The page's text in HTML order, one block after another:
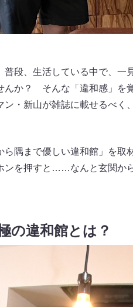
段、生活している中で、一
んか？ そんな「違和感」を
ン・新山が雑誌に載せるべ
隅まで優しい違和館」を取
ンを押すと……なんと玄関か
の違和館とは？